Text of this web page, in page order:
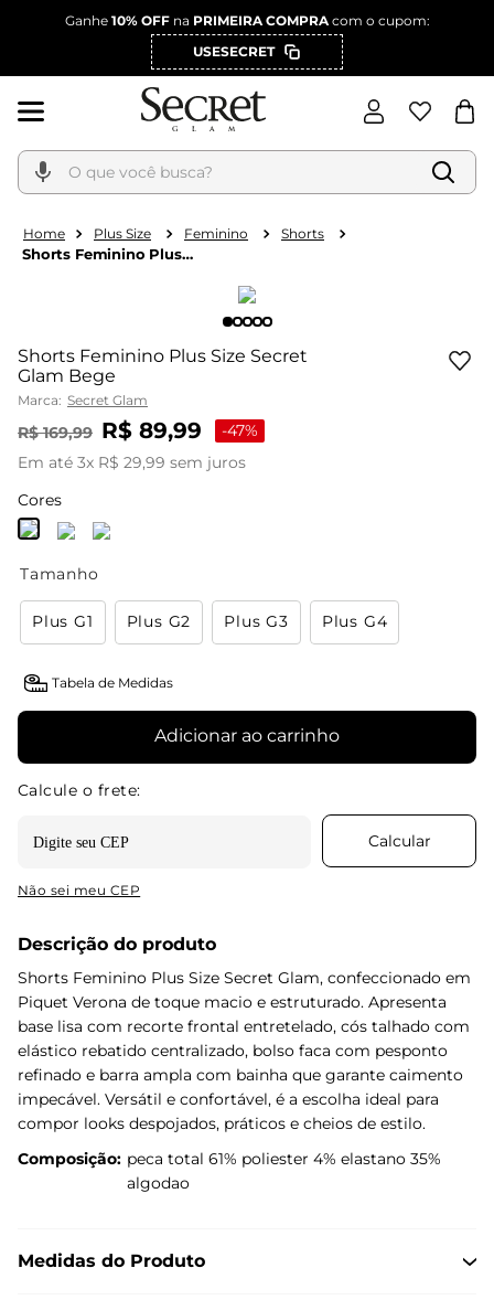
Ganhe 10% OFFna PRIMEIRA COMPRAcom o cupom:
USESECRET
O que você busca?
Plus Size Feminino Shorts
Shorts Feminino Plus
Shorts Feminino Plus Size Secret
Glam Bege
Marca: Secret Glam
R$ 169,99 R$ 89,99 -47%
Em até 3x R$ 29,99 sem juros
Cores
Tamanho
Plus G1 Plus G2 Plus G3 Plus G4
Tabela de Medidas
Adicionar ao carrinho
Não sei meu CEP
Descrição do produto
Shorts Feminino Plus Size Secret Glam, confeccionado em
Piquet Verona de toque macio e estruturado. Apresenta
base lisa com recorte frontal entretelado, cós talhado com
elástico rebatido centralizado, bolso faca com pesponto
refinado e barra ampla com bainha que garante caimento
impecável. Versátil e confortável, é a escolha ideal para
compor looks despojados, práticos e cheios de estilo.
Composição: peca total 61% poliester 4% elastano 35%
algodao
Medidas do Produto